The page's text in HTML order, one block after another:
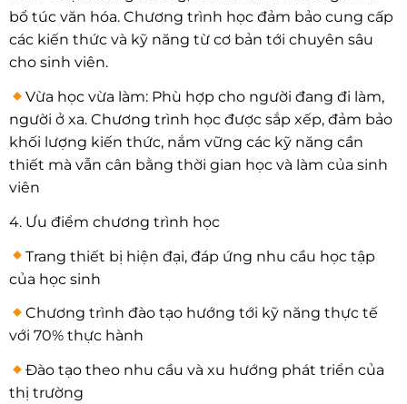
bổ túc văn hóa. Chương trình học đảm bảo cung cấp
các kiến thức và kỹ năng từ cơ bản tới chuyên sâu
cho sinh viên.
Vừa học vừa làm: Phù hợp cho người đang đi làm,
người ở xa. Chương trình học được sắp xếp, đảm bảo
khối lượng kiến thức, nắm vững các kỹ năng cần
thiết mà vẫn cân bằng thời gian học và làm của sinh
viên
4. Ưu điểm chương trình học
Trang thiết bị hiện đại, đáp ứng nhu cầu học tập
của học sinh
Chương trình đào tạo hướng tới kỹ năng thực tế
với 70% thực hành
Đào tạo theo nhu cầu và xu hướng phát triển của
thị trường